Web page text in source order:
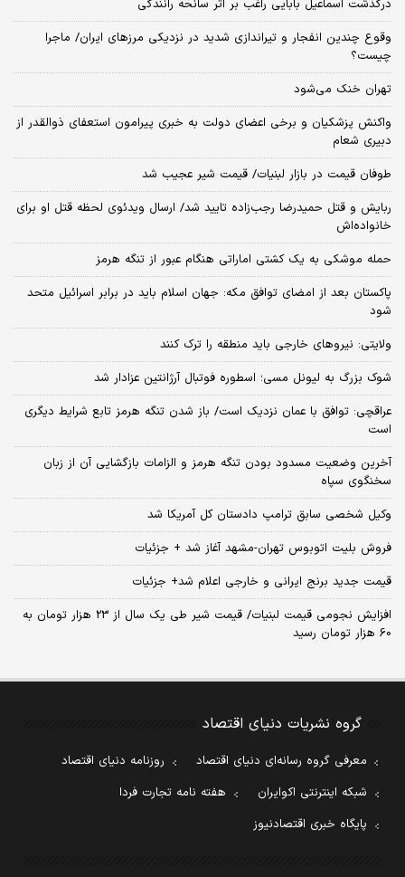
درگذشت اسماعیل بابایی راغب بر اثر سانحه رانندگی
وقوع چندین انفجار و تیراندازی شدید در نزدیکی مرز‌های ایران/ ماجرا
چیست؟
تهران خنک می‌شود
واکنش پزشکیان و برخی اعضای دولت به خبری پیرامون استعفای ذوالقدر از
دبیری شعام
طوفان قیمت در بازار لبنیات/ قیمت شیر عجیب شد
ربایش و قتل حمیدرضا رجب‌زاده تایید شد/ ارسال ویدئوی لحظه قتل او برای
خانواده‌اش
حمله موشکی به یک کشتی اماراتی هنگام عبور از تنگه هرمز
پاکستان بعد از امضای توافق مکه: جهان اسلام باید در برابر اسرائیل متحد
شود
ولایتی: نیروهای خارجی باید منطقه را ترک کنند
شوک بزرگ به لیونل مسی؛ اسطوره فوتبال آرژانتین عزادار شد
عراقچی: توافق با عمان نزدیک است/ باز شدن تنگه هرمز تابع شرایط دیگری
است
آخرین وضعیت مسدود بودن تنگه هرمز و الزامات بازگشایی آن از زبان
سخنگوی سپاه
وکیل شخصی سابق ترامپ دادستان کل آمریکا شد
فروش بلیت اتوبوس تهران-مشهد آغاز شد + جزئیات
قیمت جدید برنج ایرانی و خارجی اعلام شد+ جزئیات
افزایش نجومی قیمت لبنیات/ قیمت شیر طی یک سال از 23 هزار تومان به
60 هزار تومان رسید
گروه نشریات دنیای اقتصاد
معرفی گروه رسانه‌ای دنیای اقتصاد
روزنامه دنیای اقتصاد
شبکه اینترنتی اکوایران
هفته نامه تجارت فردا
پایگاه خبری اقتصادنیوز